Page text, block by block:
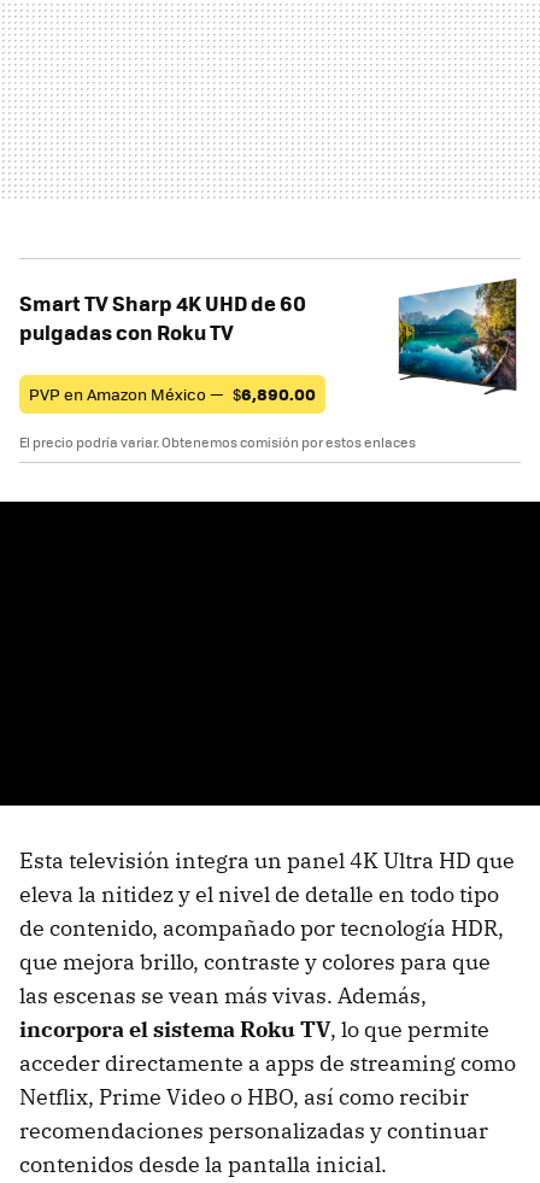
Smart TV Sharp 4K UHD de 60
pulgadas con Roku TV
PVP en Amazon México — $6,890.00
El precio podría variar. Obtenemos comisión por estos enlaces
Esta televisión integra un panel 4K Ultra HD que
eleva la nitidez y el nivel de detalle en todo tipo
de contenido, acompañado por tecnología HDR,
que mejora brillo, contraste y colores para que
las escenas se vean más vivas. Además,
incorpora el sistema Roku TV, lo que permite
acceder directamente a apps de streaming como
Netflix, Prime Video o HBO, así como recibir
recomendaciones personalizadas y continuar
contenidos desde la pantalla inicial.